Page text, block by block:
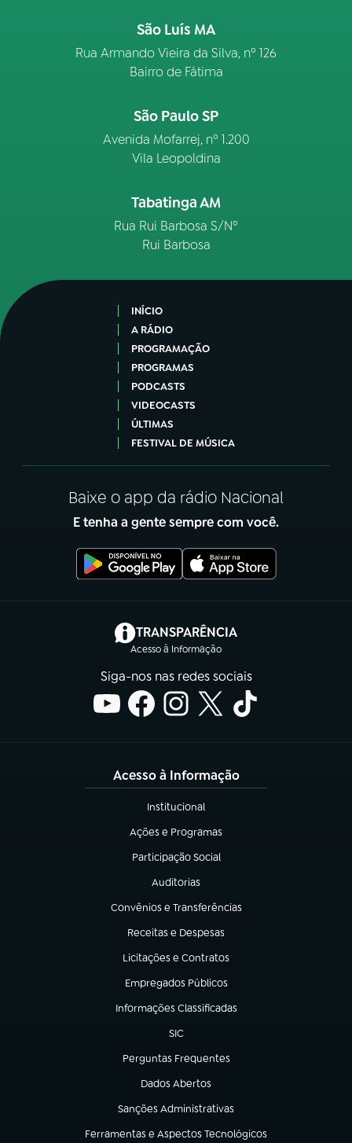
São Luís MA
Rua Armando Vieira da Silva, nº 126
Bairro de Fátima
São Paulo SP
Avenida Mofarrej, nº 1.200
Vila Leopoldina
Tabatinga AM
Rua Rui Barbosa S/Nº
Rui Barbosa
INÍCIO
A RÁDIO
PROGRAMAÇÃO
PROGRAMAS
PODCASTS
VIDEOCASTS
ÚLTIMAS
FESTIVAL DE MÚSICA
Baixe o app da rádio Nacional
E tenha a gente sempre com você.
TRANSPARÊNCIA
Acesso à Informação
(abre em nova aba)
Siga-nos nas redes sociais
Acesso à Informação
Institucional
(abre em nova aba)
Ações e Programas
(abre em nova aba)
Participação Social
(abre em nova aba)
Auditorias
(abre em nova aba)
Convênios e Transferências
(abre em nova aba)
Receitas e Despesas
(abre em nova aba)
Licitações e Contratos
(abre em nova aba)
Empregados Públicos
(abre em nova aba)
Informações Classificadas
(abre em nova aba)
SIC
(abre em nova aba)
Perguntas Frequentes
(abre em nova aba)
Dados Abertos
(abre em nova aba)
Sanções Administrativas
(abre em nova aba)
Ferramentas e Aspectos Tecnológicos
(abre em nova aba)